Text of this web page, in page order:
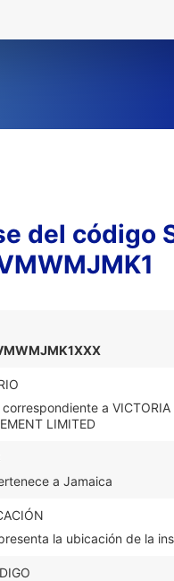
del código
a VICTORIA
LIMITED
a Jamaica
la ubicación de la